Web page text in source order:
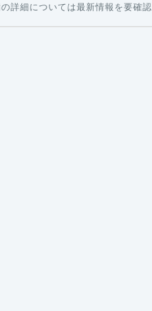
詳細については最新情報を要確認